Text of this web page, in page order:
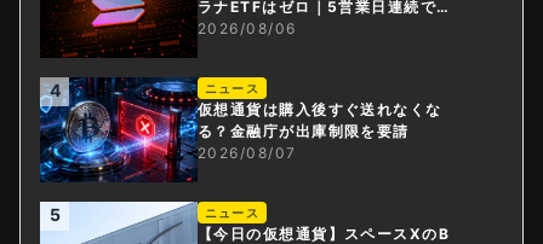
ラナETFはゼロ｜5営業日連続で停
止
2026/08/06
4 ニュース
仮想通貨は購入後すぐ送れなくな
る？金融庁が出庫制限を要請
2026/08/07
5 ニュース
【今日の仮想通貨】スペースXのB